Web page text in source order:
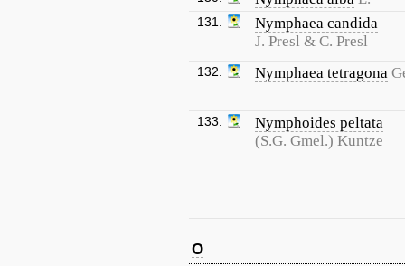
131.
Nymphaea candida
J. Presl & C. Presl
132. Nymphaea tetragona
133.
Nymphoides peltata
(S.G. Gmel.) Kuntze
O